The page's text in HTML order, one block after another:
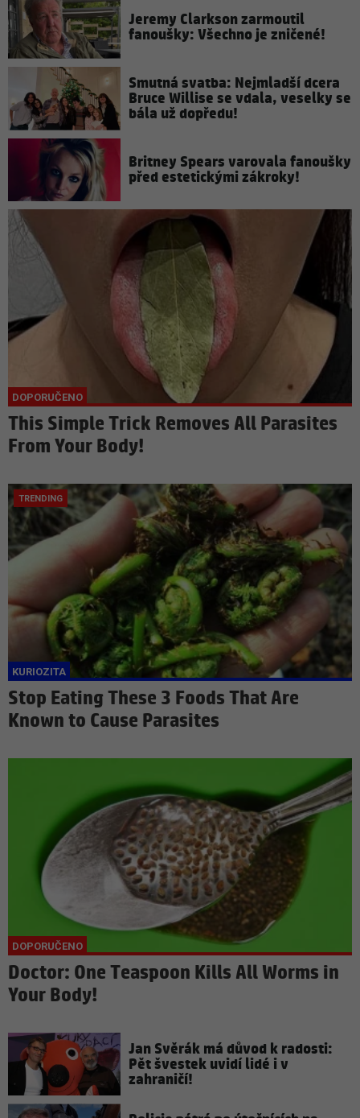
Jeremy Clarkson zarmoutil
fanoušky: Všechno je zničené!
Smutná svatba: Nejmladší dcera
Bruce Willise se vdala, veselky se
bála už dopředu!
Britney Spears varovala fanoušky
před estetickými zákroky!
This Simple Trick Removes All Parasites
From Your Body!
Stop Eating These 3 Foods That Are
Known to Cause Parasites
Doctor: One Teaspoon Kills All Worms in
Your Body!
Jan Svěrák má důvod k radosti:
Pět švestek uvidí lidé i v
zahraničí!